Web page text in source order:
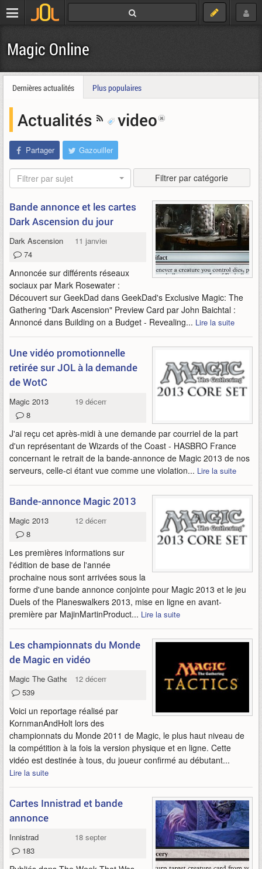
Magic Online
Dernières actualités Plus populaires
Actualités video
Partager Gazouiller
Filtrer par sujet Filtrer par catégorie
Bande annonce et les cartes
Dark Ascension du jour
Dark Ascension
11 janvier 2012
74
Annoncée sur différents réseaux
sociaux par Mark Rosewater :
Découvert sur GeekDad dans GeekDad's Exclusive Magic: The
Gathering "Dark Ascension" Preview Card par John Baichtal :
Annoncé dans Building on a Budget - Revealing... Lire la suite
Une vidéo promotionnelle
retirée sur JOL à la demande
de WotC
Magic 2013
19 décembre 2011
8
J'ai reçu cet après-midi à une demande par courriel de la part
d'un représentant de Wizards of the Coast - HASBRO France
concernant le retrait de la bande-annonce de Magic 2013 de nos
serveurs, celle-ci étant vue comme une violation... Lire la suite
Bande-annonce Magic 2013
Magic 2013
12 décembre 2011
8
Les premières informations sur
l'édition de base de l'année
prochaine nous sont arrivées sous la
forme d'une bande annonce conjointe pour Magic 2013 et le jeu
Duels of the Planeswalkers 2013, mise en ligne en avant-
première par MajinMartinProduct... Lire la suite
Les championnats du Monde
de Magic en vidéo
Magic The Gathering Tactics
12 décembre 2011
539
Voici un reportage réalisé par
KornmanAndHolt lors des
championnats du Monde 2011 de Magic, le plus haut niveau de
la compétition à la fois la version physique et en ligne. Cette
vidéo est destinée à tous, du joueur confirmé au débutant...
Lire la suite
Cartes Innistrad et bande
annonce
Innistrad
18 septembre 2011
183